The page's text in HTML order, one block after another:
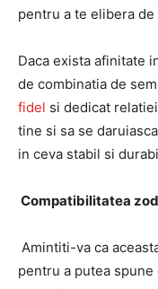
pentru a te elibera
Daca exista afinitate
de combinatia de
fidel si dedicat
tine si sa se
in ceva stabil si
Compatibilitatea z
Amintiti-va ca
pentru a putea spune